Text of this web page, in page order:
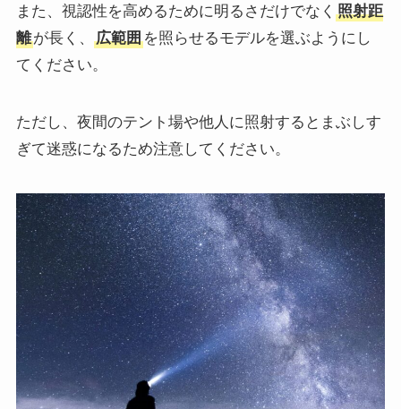
また、視認性を高めるために明るさだけでなく 照射距
離が長く、 広範囲を照らせるモデルを選ぶようにし
てください。
ただし、夜間のテント場や他人に照射するとまぶしす
ぎて迷惑になるため注意してください。